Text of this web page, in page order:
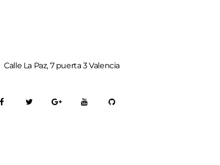
Calle La Paz, 7 puerta 3 Valencia